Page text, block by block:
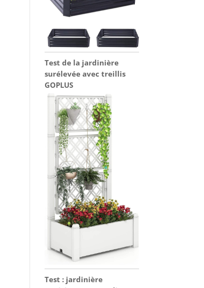
Test de la jardinière
surélevée avec treillis
GOPLUS
Test : jardinière